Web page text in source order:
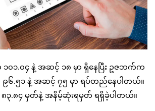
၁.၀၄ နဲ့ အဆင့် ၁၈ မှာ ရှိနေပြီး ဥဇဘက်က
၆.၅၁ နဲ့ အဆင့် ၇၅ မှာ ရပ်တည်နေပါတယ်။
.၈၄ မှတ်နဲ့ အနိမ့်ဆုံးရမှတ် ရရှိခဲ့ပါတယ်။